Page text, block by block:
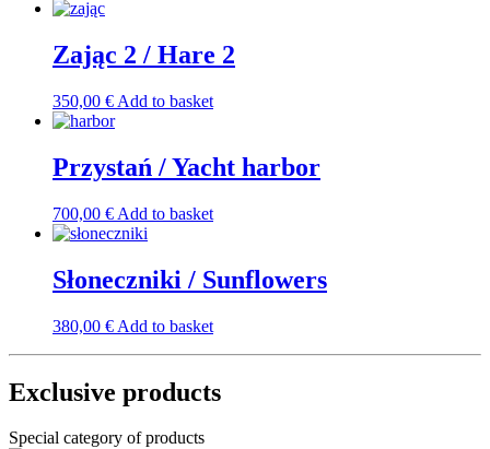
Zając 2 / Hare 2
350,00 € Add to basket
Przystań / Yacht harbor
700,00 € Add to basket
Słoneczniki / Sunflowers
380,00 € Add to basket
Exclusive products
Special category of products